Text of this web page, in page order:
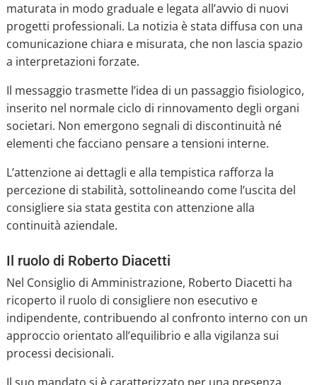
maturata in modo graduale e legata all’avvio di nuovi
progetti professionali. La notizia è stata diffusa con una
comunicazione chiara e misurata, che non lascia spazio
a interpretazioni forzate.
Il messaggio trasmette l’idea di un passaggio fisiologico,
inserito nel normale ciclo di rinnovamento degli organi
societari. Non emergono segnali di discontinuità né
elementi che facciano pensare a tensioni interne.
L’attenzione ai dettagli e alla tempistica rafforza la
percezione di stabilità, sottolineando come l’uscita del
consigliere sia stata gestita con attenzione alla
continuità aziendale.
Il ruolo di Roberto Diacetti
Nel Consiglio di Amministrazione, Roberto Diacetti ha
ricoperto il ruolo di consigliere non esecutivo e
indipendente, contribuendo al confronto interno con un
approccio orientato all’equilibrio e alla vigilanza sui
processi decisionali.